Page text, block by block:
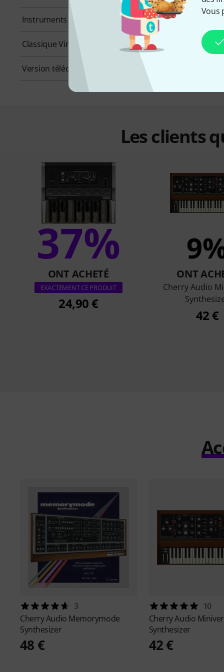
Vous
Instruments à cordes frottées
Classique Vintage Oui
Version téléchargeable
Les clients
37%
ONT ACHETÉ
EXACTEMENT CE PRODUIT
24,90 €
ONT
Cherry Audio
42 €
3
Cherry Audio Memorymode
Synthesizer
48 €
10
Cherry Audio
Synthesizer
42 €